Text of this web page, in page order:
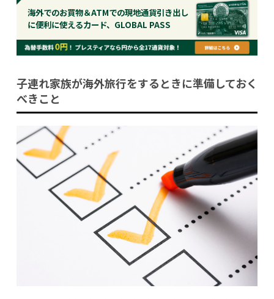
海外でのお買物＆ATMでの現地通貨引き出し
に便利に使えるカード、GLOBAL PASS
子連れ家族が海外旅行をするときに準備しておく
べきこと